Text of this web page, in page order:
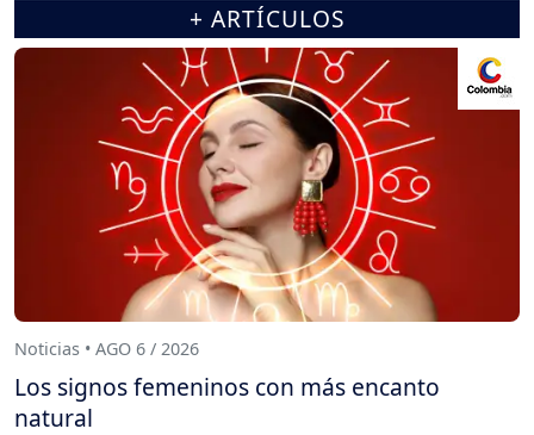
+ ARTÍCULOS
Noticias • AGO 6 / 2026
Los signos femeninos con más encanto
natural